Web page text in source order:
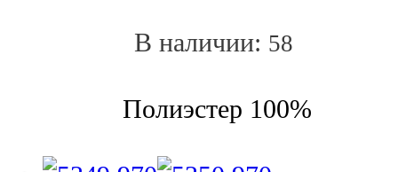
В наличии: 58
Полиэстер 100%